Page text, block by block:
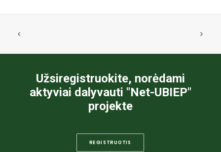
Užsiregistruokite, norėdami
aktyviai dalyvauti "Net-UBIEP"
projekte
REGISTRUOTIS